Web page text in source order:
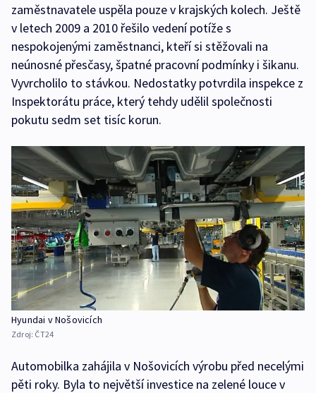
zaměstnavatele uspěla pouze v krajských kolech. Ještě
v letech 2009 a 2010 řešilo vedení potíže s
nespokojenými zaměstnanci, kteří si stěžovali na
neúnosné přesčasy, špatné pracovní podmínky i šikanu.
Vyvrcholilo to stávkou. Nedostatky potvrdila inspekce z
Inspektorátu práce, který tehdy udělil společnosti
pokutu sedm set tisíc korun.
Hyundai v Nošovicích
Zdroj: ČT24
Automobilka zahájila v Nošovicích výrobu před necelými
pěti roky. Byla to největší investice na zelené louce v